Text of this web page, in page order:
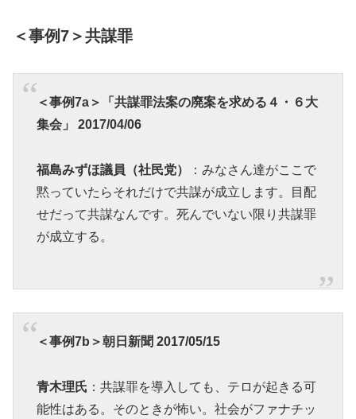
＜事例7＞共謀罪
＜事例7a＞「共謀罪法案の廃案を求める４・６大
集会」 2017/04/06
福島みずほ議員（社民党）
：みなさん達がここで
黙っていたらそれだけで共謀が成立します。目配
せだって共謀なんです。死んでいない限り共謀罪
が成立する。
＜事例7b＞朝日新聞 2017/05/15
青木理氏 ：共謀罪を導入しても、テロが起きる可
能性はある。そのときが怖い。社会がファナチッ